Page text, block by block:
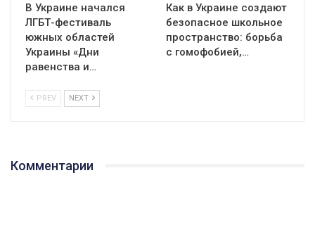
В Украине начался
ЛГБТ-фестиваль
южных областей
Украины «Дни
равенства и…
Как в Украине создают
безопасное школьное
пространство: борьба
с гомофобией,…
PREV NEXT
Комментарии